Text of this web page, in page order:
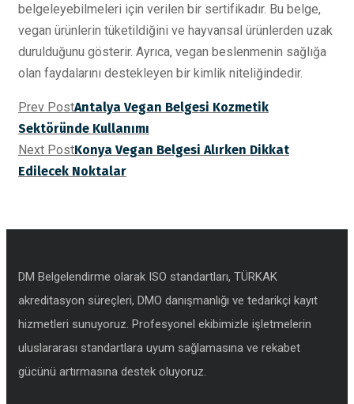
belgeleyebilmeleri için verilen bir sertifikadır. Bu belge,
vegan ürünlerin tüketildiğini ve hayvansal ürünlerden uzak
durulduğunu gösterir. Ayrıca, vegan beslenmenin sağlığa
olan faydalarını destekleyen bir kimlik niteliğindedir.
Prev PostAntalya Vegan Belgesi Kozmetik
Sektöründe Kullanımı
Next PostKonya Vegan Belgesi Alırken Dikkat
Edilecek Noktalar
DM Belgelendirme olarak ISO standartları, TÜRKAK
akreditasyon süreçleri, DMO danışmanlığı ve tedarikçi kayıt
hizmetleri sunuyoruz. Profesyonel ekibimizle işletmelerin
uluslararası standartlara uyum sağlamasına ve rekabet
gücünü artırmasına destek oluyoruz.